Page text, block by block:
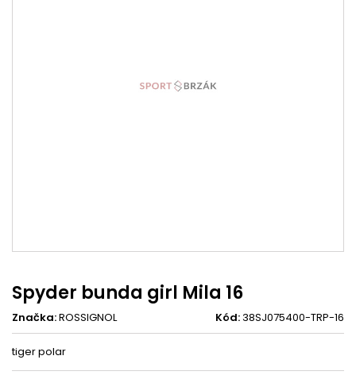
Spyder bunda girl Mila 16
Značka:ROSSIGNOL Kód:38SJ075400-TRP-16
tiger polar